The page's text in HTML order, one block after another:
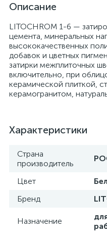
Описание
LITOCHROM 1-6 —
цемента, минеральных
высококачественных
добавок и цветных
затирки межплиточных
включительно, при
керамической плиткой,
керамогранитом,
Характеристики
Страна
производитель
Цвет
Бренд
Назначение